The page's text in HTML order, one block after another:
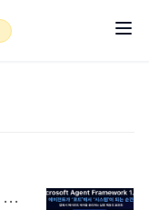
AI 에이전트, 이제 앱 밖으로 나온다 — Microsoft Agent Framework 1.0